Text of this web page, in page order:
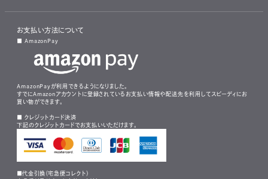
お支払い方法について
■ AmazonPay
AmazonPayが利用できるようになりました。
すでにAmazonアカウントに登録されているお支払い情報や配送先を利用してスピーディにお
買い物ができます。
■ クレジットカード決済
下記のクレジットカードでお支払いいただけます。
■代金引換（宅急便コレクト）